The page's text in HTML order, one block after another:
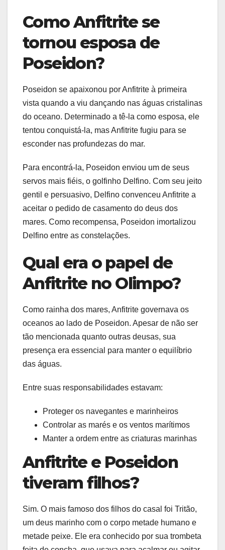
Como Anfitrite se
tornou esposa de
Poseidon?
Poseidon se apaixonou por Anfitrite à primeira
vista quando a viu dançando nas águas cristalinas
do oceano. Determinado a tê-la como esposa, ele
tentou conquistá-la, mas Anfitrite fugiu para se
esconder nas profundezas do mar.
Para encontrá-la, Poseidon enviou um de seus
servos mais fiéis, o golfinho Delfino. Com seu jeito
gentil e persuasivo, Delfino convenceu Anfitrite a
aceitar o pedido de casamento do deus dos
mares. Como recompensa, Poseidon imortalizou
Delfino entre as constelações.
Qual era o papel de
Anfitrite no Olimpo?
Como rainha dos mares, Anfitrite governava os
oceanos ao lado de Poseidon. Apesar de não ser
tão mencionada quanto outras deusas, sua
presença era essencial para manter o equilíbrio
das águas.
Entre suas responsabilidades estavam:
Proteger os navegantes e marinheiros
Controlar as marés e os ventos marítimos
Manter a ordem entre as criaturas marinhas
Anfitrite e Poseidon
tiveram filhos?
Sim. O mais famoso dos filhos do casal foi Tritão,
um deus marinho com o corpo metade humano e
metade peixe. Ele era conhecido por sua trombeta